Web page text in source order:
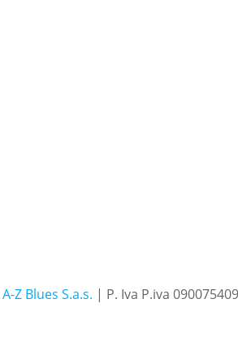
A-Z Blues S.a.s. | P. Iva P.iva